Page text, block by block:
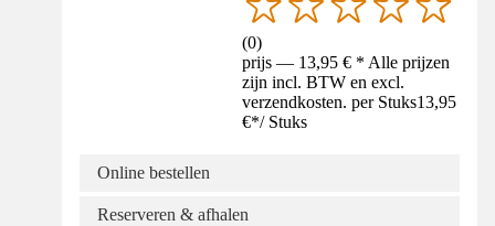
(0)
prijs — 13,95 € * Alle prijzen
zijn incl. BTW en excl.
verzendkosten. per Stuks13,95
€*/ Stuks
Online bestellen
Reserveren & afhalen